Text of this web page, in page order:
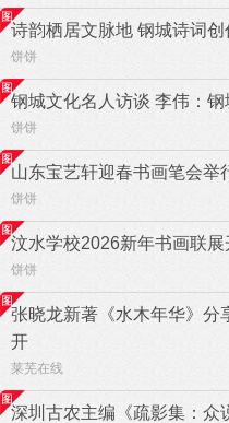
诗韵栖居文脉地 钢城诗词
饼饼
钢城文化名人访谈 李伟：
饼饼
山东宝艺轩迎春书画笔会举
饼饼
汶水学校2026新年书画联展
饼饼
张晓龙新著《水木年华》分
开
莱芜在线
深圳古农主编《疏影集：众